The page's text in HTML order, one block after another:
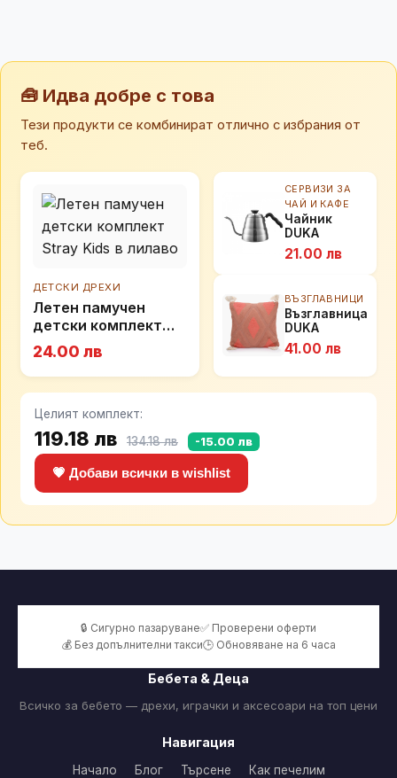
🧰 Идва добре с това
Тези продукти се комбинират отлично с избрания от
теб.
ДЕТСКИ ДРЕХИ
Летен памучен
детски комплект
Stray Kids в лилаво
24.00 лв
СЕРВИЗИ ЗА
ЧАЙ И КАФЕ
Чайник
DUKA
BARISTA
1,200 мл.,
21.00 лв
ВЪЗГЛАВНИЦИ
Възглавница
DUKA
SORBET
50x50 см.,
41.00 лв
Целият комплект:
119.18 лв 134.18 лв -15.00 лв
💗 Добави всички в wishlist
🔒 Сигурно пазаруване✅ Проверени оферти
💰 Без допълнителни такси🕒 Обновяване на 6 часа
Бебета & Деца
Всичко за бебето — дрехи, играчки и аксесоари на топ цени
Навигация
Начало Блог Търсене Как печелим